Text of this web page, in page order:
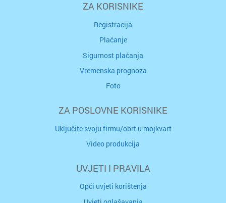
ZA KORISNIKE
Registracija
Plaćanje
Sigurnost plaćanja
Vremenska prognoza
Foto
ZA POSLOVNE KORISNIKE
Uključite svoju firmu/obrt u mojkvart
Video produkcija
UVJETI I PRAVILA
Opći uvjeti korištenja